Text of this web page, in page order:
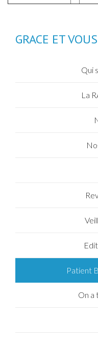
GRACE ET VOUS
Qui
La
Patient
On a